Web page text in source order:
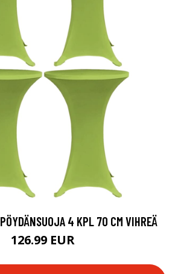
4 KPL 70 CM VIHREÄ
126.99 EUR